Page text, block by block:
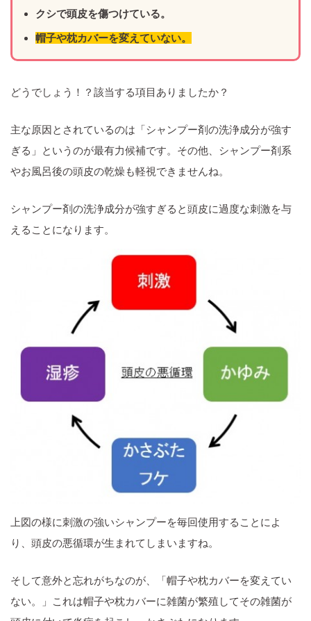
クシで頭皮を傷つけている。
帽子や枕カバーを変えていない。
どうでしょう！？該当する項目ありましたか？
主な原因とされているのは「シャンプー剤の洗浄成分が強す
ぎる」というのが最有力候補です。その他、シャンプー剤系
やお風呂後の頭皮の乾燥も軽視できませんね。
シャンプー剤の洗浄成分が強すぎると頭皮に過度な刺激を与
えることになります。
上図の様に刺激の強いシャンプーを毎回使用することによ
り、頭皮の悪循環が生まれてしまいますね。
そして意外と忘れがちなのが、「帽子や枕カバーを変えてい
ない。」これは帽子や枕カバーに雑菌が繁殖してその雑菌が